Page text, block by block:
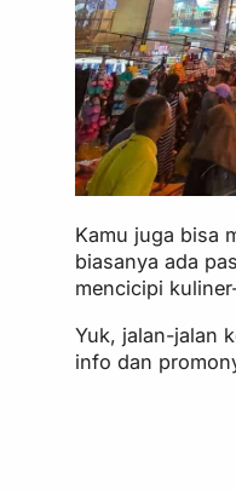
Kamu juga bisa
biasanya ada
mencicipi
Yuk, jalan-jalan
info dan